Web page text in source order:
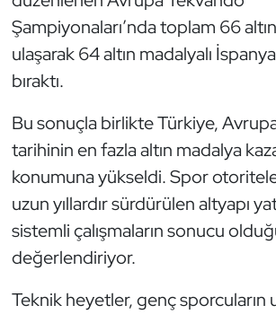
Şampiyonaları’nda toplam 66
ulaşarak 64 altın madalyalı
bıraktı.
Bu sonuçla birlikte Türkiye,
tarihinin en fazla altın madalya
konumuna yükseldi. Spor
uzun yıllardır sürdürülen altyapı
sistemli çalışmaların sonucu
değerlendiriyor.
Teknik heyetler, genç sporcuların
Satranç
Su Topu
Sualtı Sporları
Tekvando
Tenis
Triatlon
Voleybol